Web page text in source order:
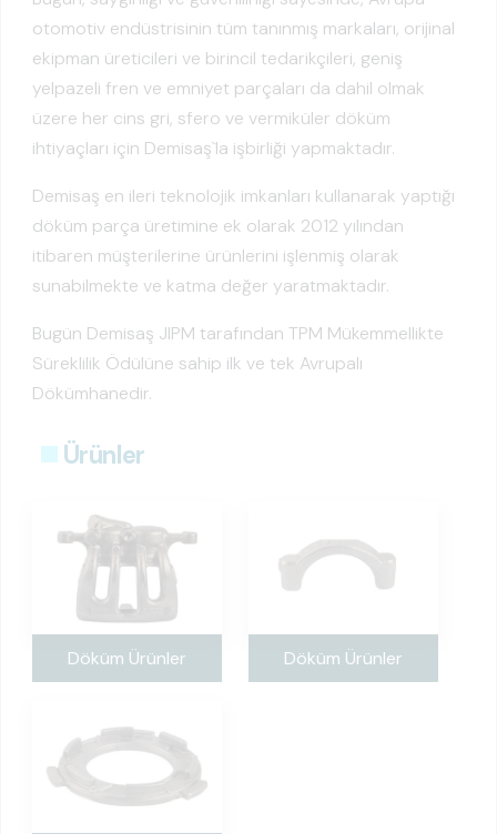
otomotiv endüstrisinin tüm tanınmış markaları, orijinal
ekipman üreticileri ve birincil tedarikçileri, geniş
yelpazeli fren ve emniyet parçaları da dahil olmak
üzere her cins gri, sfero ve vermiküler döküm
ihtiyaçları için Demisaş`la işbirliği yapmaktadır.
Demisaş en ileri teknolojik imkanları kullanarak yaptığı
döküm parça üretimine ek olarak 2012 yılından
itibaren müşterilerine ürünlerini işlenmiş olarak
sunabilmekte ve katma değer yaratmaktadır.
Bugün Demisaş JIPM tarafından TPM Mükemmellikte
Süreklilik Ödülüne sahip ilk ve tek Avrupalı
Dökümhanedir.
Ürünler
Döküm Ürünler Döküm Ürünler